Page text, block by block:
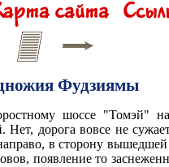
Фудзиямы
шоссе "Томэй"
дорога вовсе не
в сторону
появление то